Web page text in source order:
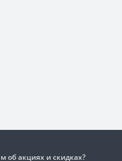
об акциях и скидках?